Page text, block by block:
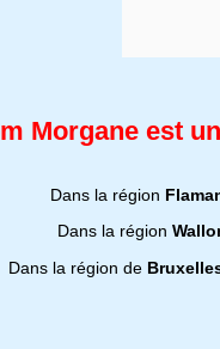
Morgane est
Dans la région
Dans la région
Dans la région de